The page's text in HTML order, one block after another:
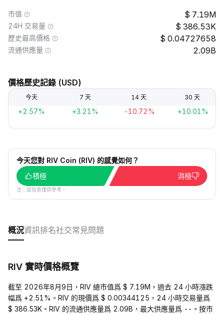
市值 7.19M
24H 交易量 386.53K
歷史最高價格 0.04727658
流通供應量 2.09B
價格歷史記錄 (USD)
今天 7 天 14 天 30 天
+2.57% +3.21% -10.72% +10.01%
今天您對 RIV Coin (RIV) 的感覺如何？
積極
消極
注：該信息僅供參考。
概況資訊排名社交常見問題
RIV 實時價格概覽
截至 2026年8月9日，RIV 總市值爲 $ 7.19M，過去 24 小時漲跌
幅爲 +2.51%。RIV 的現價爲 $ 0.00344125，24 小時交易量爲
$ 386.53K。RIV 的流通供應量爲 2.09B，最大供應量爲 --。按市